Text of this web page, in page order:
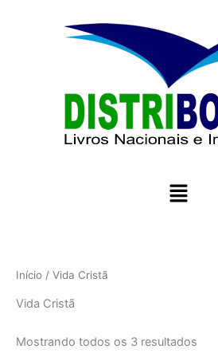
Menu
Início / Vida Cristã
Vida Cristã
Mostrando todos os 3 resultados